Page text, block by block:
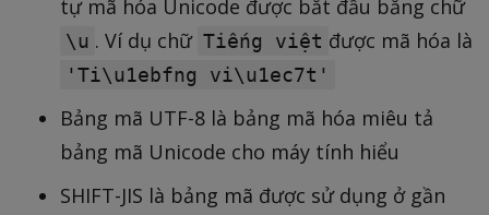
tự mã hóa Unicode được bắt đầu bằng chữ
\u . Ví dụ chữ Tiếng việt được mã hóa là
'Ti\u1ebfng vi\u1ec7t'
Bảng mã UTF-8 là bảng mã hóa miêu tả
bảng mã Unicode cho máy tính hiểu
SHIFT-JIS là bảng mã được sử dụng ở gần